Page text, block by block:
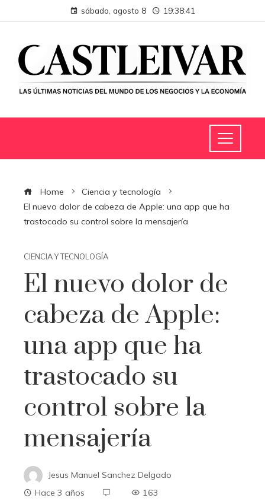
sábado, agosto 8 19:38:42
Home
Ciencia y tecnología
El nuevo dolor de cabeza de Apple: una app que ha
trastocado su control sobre la mensajería
CIENCIA Y TECNOLOGÍA
El nuevo dolor de
cabeza de Apple:
una app que ha
trastocado su
control sobre la
mensajería
Jesus Manuel Sanchez Delgado
Hace 3 años
163